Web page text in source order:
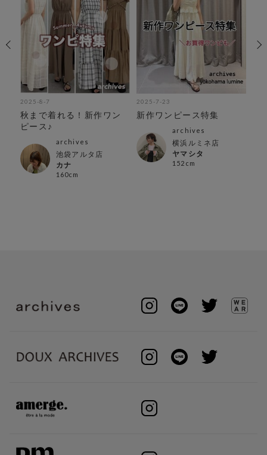
2025-8-7
秋まで着れる！新作ワン
ピース♪
archives
池袋アルタ店
カナ
160cm
2025-7-23
新作ワンピース特集
archives
横浜ルミネ店
ヤマシタ
152cm